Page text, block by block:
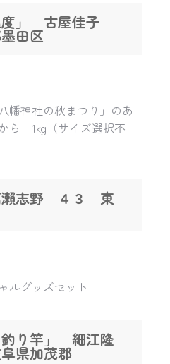
度」 古屋佳子
田区
幡神社の秋まつり」のあ
ら 1kg（サイズ選択不
瀨志野 ４３ 東
ルグッズセット
釣り竿」 細江隆
県加茂郡